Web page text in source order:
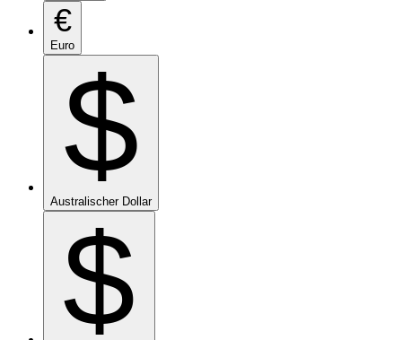
€
Euro
$
Australischer Dollar
$